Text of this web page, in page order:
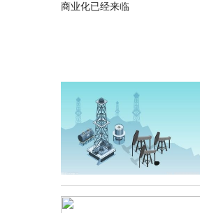
商业化已经来临